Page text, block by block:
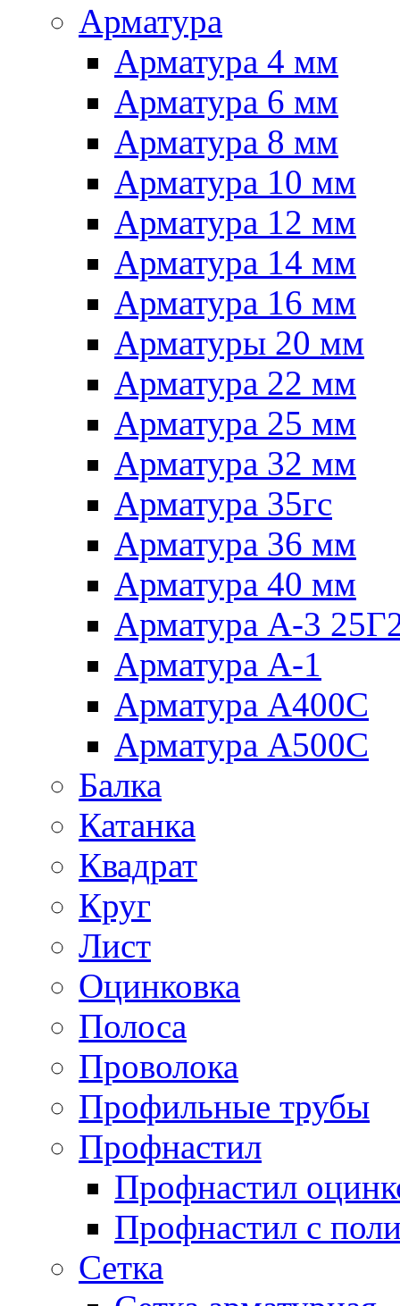
Арматура
Арматура 4 мм
Арматура 6 мм
Арматура 8 мм
Арматура 10 мм
Арматура 12 мм
Арматура 14 мм
Арматура 16 мм
Арматуры 20 мм
Арматура 22 мм
Арматура 25 мм
Арматура 32 мм
Арматура 35гс
Арматура 36 мм
Арматура 40 мм
Арматура А-3
Арматура А-1
Арматура А400С
Арматура А500С
Балка
Катанка
Квадрат
Круг
Лист
Оцинковка
Полоса
Проволока
Профильные трубы
Профнастил
Профнастил
Профнастил с
Сетка